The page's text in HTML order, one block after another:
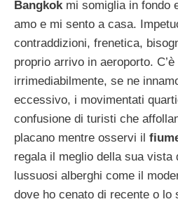
Bangkokmi somiglia in fondo
amo e mi sento a casa.
contraddizioni, frenetica,
proprio arrivo in aeroporto.
irrimediabilmente, se ne
eccessivo, i movimentati
confusione di turisti che
placano mentre osservi il
regala il meglio della sua vista
lussuosi alberghi come il
dove ho cenato di recente o lo